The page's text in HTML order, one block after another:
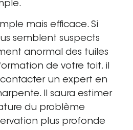
mais efficace. Si
semblent suspects
anormal des tuiles
de votre toit, il
un expert en
. Il saura estimer
du problème
plus profonde